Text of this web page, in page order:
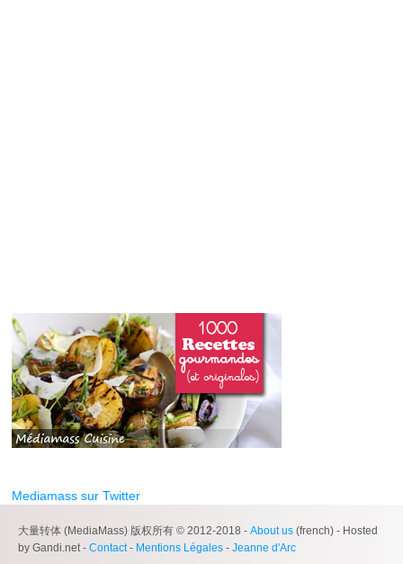
Mediamass sur Twitter
大量转体 (MediaMass) 版权所有 © 2012-2018 - About us (french) - Hosted
by Gandi.net - Contact- Mentions Légales - Jeanne d'Arc